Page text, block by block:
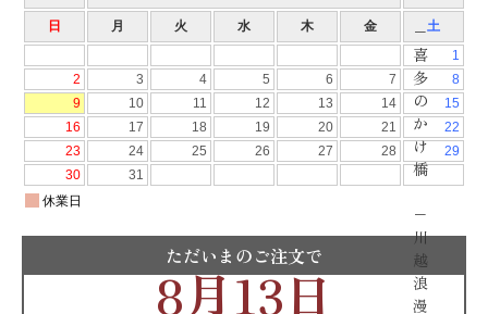
−
喜
多
の
か
け
橋
−
川
越
浪
漫
ただいまのご注文で
8月13日